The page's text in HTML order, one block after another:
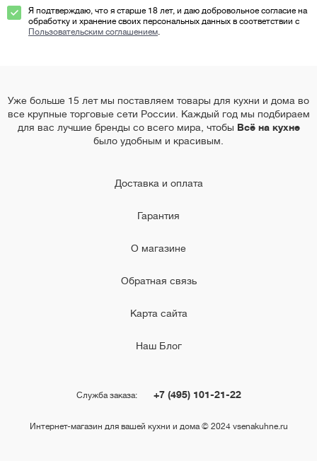
Я подтверждаю, что я старше 18 лет, и даю добровольное согласие на
обработку и хранение своих персональных данных в соответствии с
Пользовательским соглашением.
Уже больше 15 лет мы поставляем товары для кухни и дома во
все крупные торговые сети России. Каждый год мы подбираем
для вас лучшие бренды со всего мира, чтобы Всё на кухне
было удобным и красивым.
Доставка и оплата
Гарантия
О магазине
Обратная связь
Карта сайта
Наш Блог
Служба заказа: +7 (495) 101-21-22
Интернет-магазин для вашей кухни и дома © 2024 vsenakuhne.ru